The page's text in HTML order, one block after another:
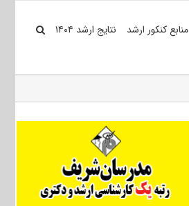
منابع کنکور ارشد نتایج ارشد ۱۴۰۴